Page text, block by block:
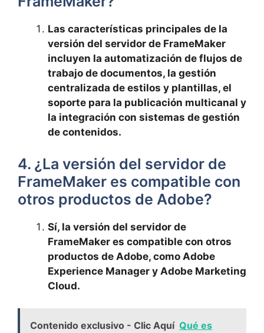
Las características principales de la
versión del servidor de FrameMaker
incluyen la automatización de flujos de
trabajo de documentos, la gestión
centralizada de estilos y plantillas, el
soporte para la publicación multicanal y
la integración con sistemas de gestión
de contenidos.
4. ¿La versión del servidor de
FrameMaker es compatible con
otros productos de Adobe?
Sí, la versión del servidor de
FrameMaker es compatible con otros
productos de Adobe, como Adobe
Experience Manager y Adobe Marketing
Cloud.
Contenido exclusivo - Clic Aquí Qué es